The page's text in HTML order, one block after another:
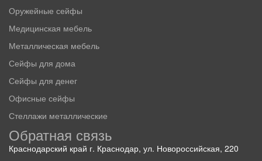
Оружейные сейфы
Медицинская мебель
Металлическая мебель
Сейфы для дома
Сейфы для денег
Офисные сейфы
Стеллажи металлические
Обратная связь
Краснодарский край г. Краснодар, ул. Новороссийская, 220